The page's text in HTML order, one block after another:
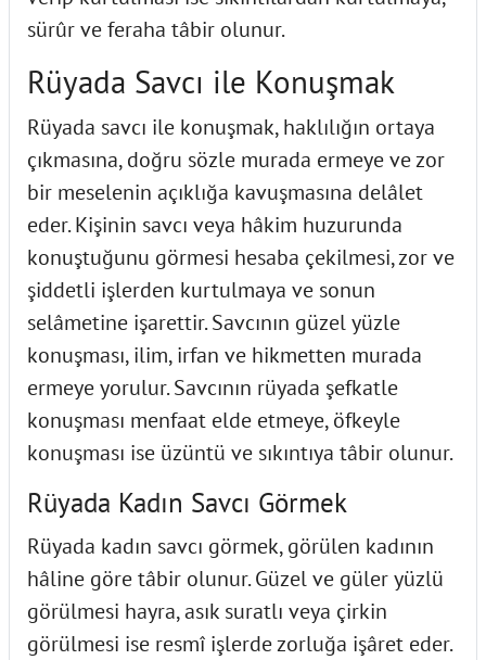
sürûr ve feraha tâbir olunur.
Rüyada Savcı ile Konuşmak
Rüyada savcı ile konuşmak, haklılığın ortaya
çıkmasına, doğru sözle murada ermeye ve zor
bir meselenin açıklığa kavuşmasına delâlet
eder. Kişinin savcı veya hâkim huzurunda
konuştuğunu görmesi hesaba çekilmesi, zor ve
şiddetli işlerden kurtulmaya ve sonun
selâmetine işarettir. Savcının güzel yüzle
konuşması, ilim, irfan ve hikmetten murada
ermeye yorulur. Savcının rüyada şefkatle
konuşması menfaat elde etmeye, öfkeyle
konuşması ise üzüntü ve sıkıntıya tâbir olunur.
Rüyada Kadın Savcı Görmek
Rüyada kadın savcı görmek, görülen kadının
hâline göre tâbir olunur. Güzel ve güler yüzlü
görülmesi hayra, asık suratlı veya çirkin
görülmesi ise resmî işlerde zorluğa işâret eder.